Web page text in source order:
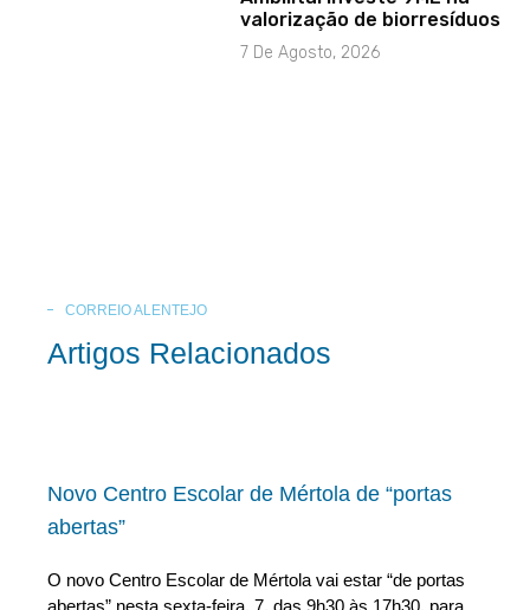
valorização de biorresíduos
7 De Agosto, 2026
CORREIO ALENTEJO
Artigos Relacionados
Novo Centro Escolar de Mértola de “portas
abertas”
O novo Centro Escolar de Mértola vai estar “de portas
abertas” nesta sexta-feira, 7, das 9h30 às 17h30, para